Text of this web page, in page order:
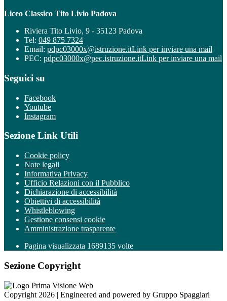
Liceo Classico Tito Livio Padova
Riviera Tito Livio, 9 - 35123 Padova
Tel: 049 875 7324
Email: pdpc03000x@istruzione.itLink per inviare una mail
PEC: pdpc03000x@pec.istruzione.itLink per inviare una mail
Seguici su
Facebook
Youtube
Instagram
Sezione Link Utili
Cookie policy
Note legali
Informativa Privacy
Ufficio Relazioni con il Pubblico
Dichiarazione di accessibilità
Obiettivi di accessibilità
Whistleblowing
Gestione consensi cookie
Amministrazione trasparente
Pagina visualizzata 1689135 volte
Sezione Copyright
Copyright 2026 | Engineered and powered by Gruppo Spaggiari